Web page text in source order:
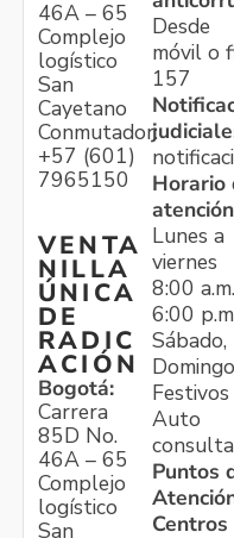
46A – 65
Complejo
logístico
San
Cayetano
Conmutador:
+57 (601)
7965150
VENTA
NILLA
ÚNICA
DE
RADIC
ACIÓN
Bogotá:
Carrera
85D No.
46A – 65
Complejo
logístico
San
Desde
móvil o
157
Horario
atención
Lunes a
viernes
8:00
6:00
Sábado,
Festivos
Auto
consulta
Puntos
Centros